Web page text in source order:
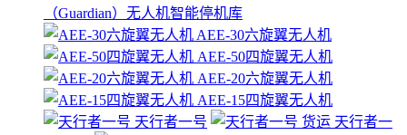
（Guardian）无人机智能停机库
AEE-30六旋翼无人机
AEE-50四旋翼无人机
AEE-20六旋翼无人机
AEE-15四旋翼无人机
天行者一号
天行者一